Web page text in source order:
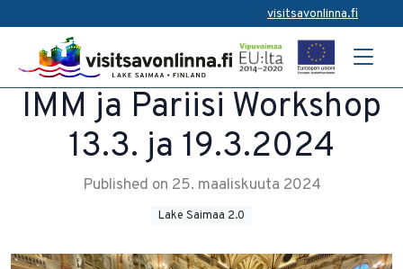
visitsavonlinna.fi
IMM ja Pariisi Workshop
13.3. ja 19.3.2024
Published on 25. maaliskuuta 2024
Lake Saimaa 2.0